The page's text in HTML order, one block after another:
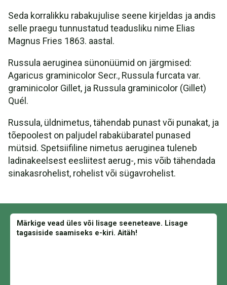
Seda korralikku rabakujulise seene kirjeldas ja andis
selle praegu tunnustatud teadusliku nime Elias
Magnus Fries 1863. aastal.
Russula aeruginea sünonüümid on järgmised:
Agaricus graminicolor Secr., Russula furcata var.
graminicolor Gillet, ja Russula graminicolor (Gillet)
Quél.
Russula, üldnimetus, tähendab punast või punakat, ja
tõepoolest on paljudel rabakübaratel punased
mütsid. Spetsiifiline nimetus aeruginea tuleneb
ladinakeelsest eesliitest aerug-, mis võib tähendada
sinakasrohelist, rohelist või sügavrohelist.